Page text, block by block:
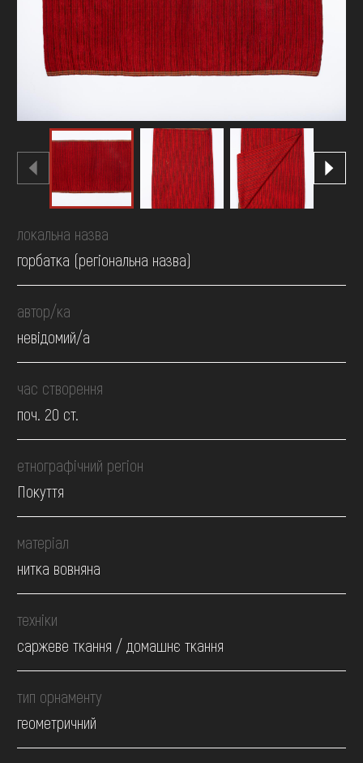
ОНЛАЙН-КРАМНИЦЯ
ПІДТРИМАТИ
локальна назва
горбатка (регіональна назва)
автор/ка
невідомий/а
час створення
поч. 20 ст.
етнографічний регіон
Покуття
матеріал
нитка вовняна
техніки
саржеве ткання / домашнє ткання
тип орнаменту
геометричний